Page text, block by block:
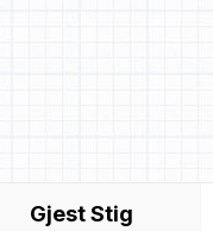
Gjest Stig